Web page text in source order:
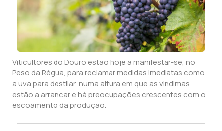
Viticultores do Douro estão hoje a manifestar-se, no
Peso da Régua, para reclamar medidas imediatas como
a uva para destilar, numa altura em que as vindimas
estão a arrancar e há preocupações crescentes com o
escoamento da produção.